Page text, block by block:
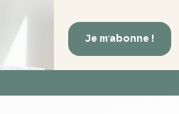
Je m'abonne !